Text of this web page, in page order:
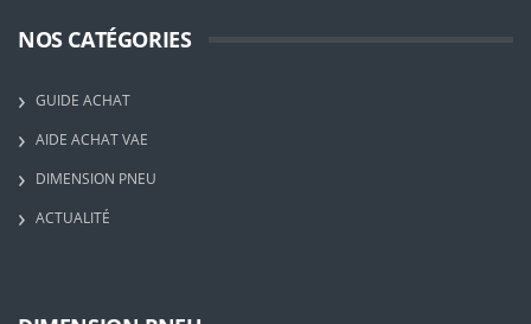
NOS CATÉGORIES
GUIDE ACHAT
AIDE ACHAT VAE
DIMENSION PNEU
ACTUALITÉ